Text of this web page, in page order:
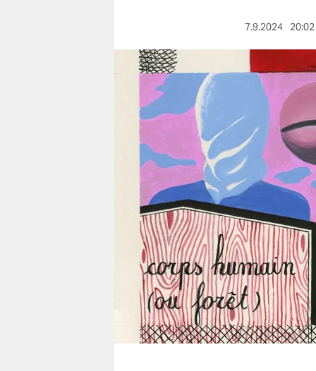
berlin
wahrheit
verlag
verlag
veranstaltungen
shop
fragen & hilfe
unterstützen
abo
genossenschaft
7.9.2024